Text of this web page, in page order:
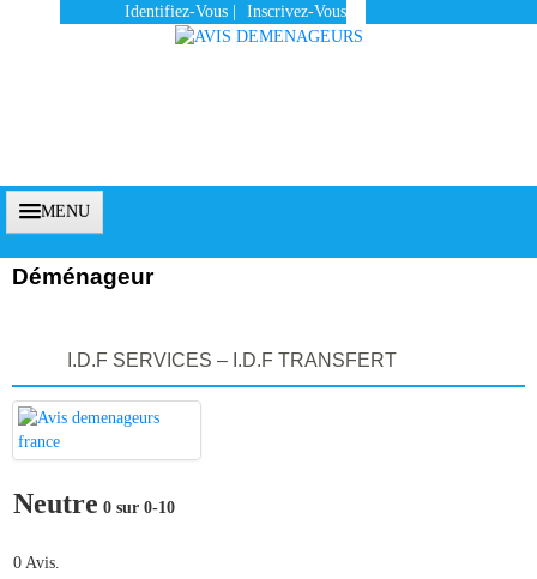
Identifiez-Vous Inscrivez-Vous
MENU
Vous Êtes Un Client
Comment Ça Marche ?
Qui Sommes-Nous ?
Pourquoi Nous Faire Confiance ?
Vous Êtes Une Société
Déménageur
I.D.F SERVICES – I.D.F TRANSFERT
Neutre 0 sur 0-10
0 Avis.